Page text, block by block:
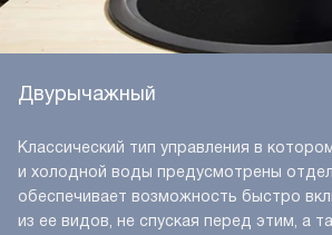
Двурычажный
Классический тип управления в
и холодной воды предусмотрены
обеспечивает возможность быстро
из ее видов, не спуская перед этим, а